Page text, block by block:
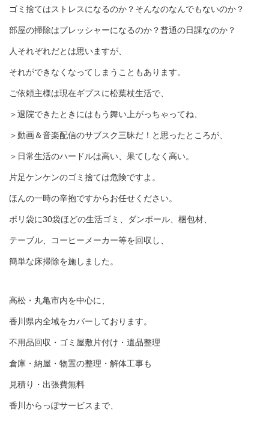
ゴミ捨てはストレスになるのか？そんなのなんでもないのか？
部屋の掃除はプレッシャーになるのか？普通の日課なのか？
人それぞれだとは思いますが、
それができなくなってしまうこともあります。
ご依頼主様は現在ギプスに松葉杖生活で、
＞退院できたときにはもう舞い上がっちゃってね、
＞動画＆音楽配信のサブスク三昧だ！と思ったところが、
＞日常生活のハードルは高い、果てしなく高い。
片足ケンケンのゴミ捨ては危険ですよ。
ほんの一時の辛抱ですからお任せください。
ポリ袋に30袋ほどの生活ゴミ、ダンボール、梱包材、
テーブル、コーヒーメーカー等を回収し、
簡単な床掃除を施しました。
高松・丸亀市内を中心に、
香川県内全域をカバーしております。
不用品回収・ゴミ屋敷片付け・遺品整理
倉庫・納屋・物置の整理・解体工事も
見積り・出張費無料
香川からっぽサービスまで、